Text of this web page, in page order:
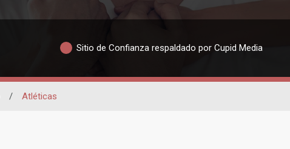
Sitio de Confianza respaldado por Cupid Media
/ Atléticas